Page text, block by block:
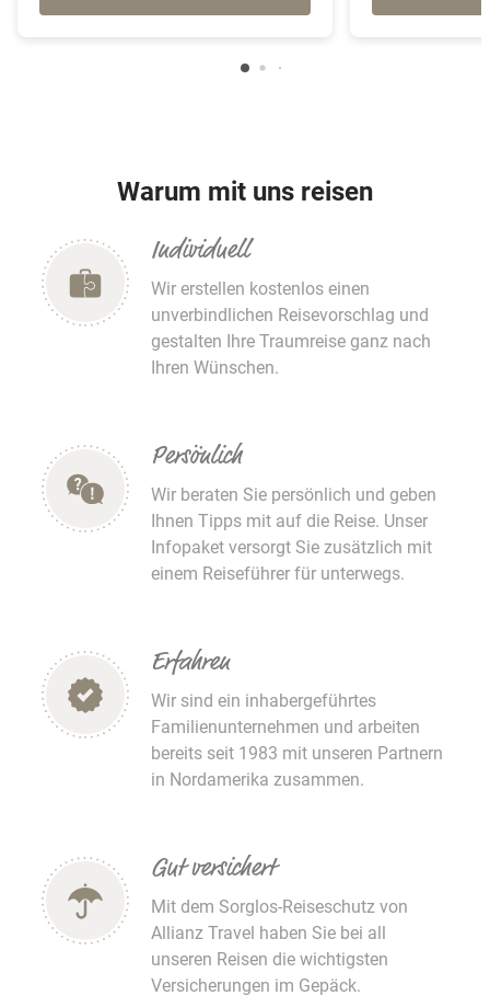
Warum mit uns reisen
Individuell
Wir erstellen kostenlos einen
unverbindlichen Reisevorschlag und
gestalten Ihre Traumreise ganz nach
Ihren Wünschen.
Persönlich
Wir beraten Sie persönlich und geben
Ihnen Tipps mit auf die Reise. Unser
Infopaket versorgt Sie zusätzlich mit
einem Reiseführer für unterwegs.
Erfahren
Wir sind ein inhabergeführtes
Familienunternehmen und arbeiten
bereits seit 1983 mit unseren Partnern
in Nordamerika zusammen.
Gut versichert
Mit dem Sorglos-Reiseschutz von
Allianz Travel haben Sie bei all
unseren Reisen die wichtigsten
Versicherungen im Gepäck.